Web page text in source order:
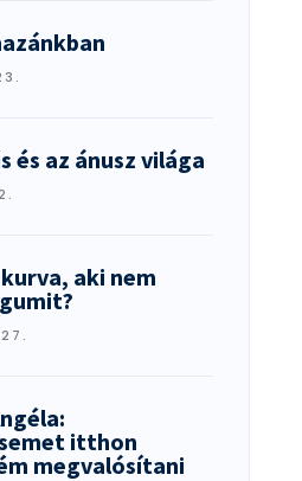
és az ánusz világa
aki nem
itthon
megvalósítani